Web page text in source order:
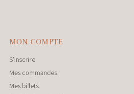
MON COMPTE
S'inscrire
Mes commandes
Mes billets